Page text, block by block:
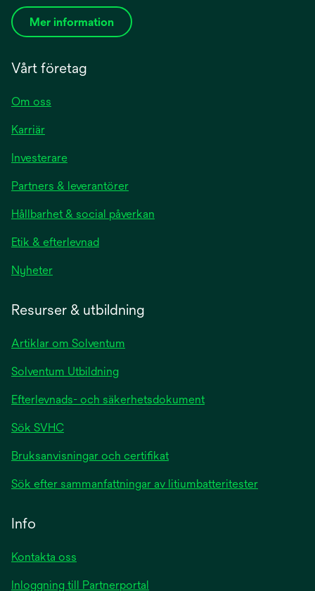
Mer information
Vårt företag
Om oss
Karriär
Investerare
Partners & leverantörer
Hållbarhet & social påverkan
Etik & efterlevnad
Nyheter
Resurser & utbildning
Artiklar om Solventum
Solventum Utbildning
Efterlevnads- och säkerhetsdokument
Sök SVHC
Bruksanvisningar och certifikat
Sök efter sammanfattningar av litiumbatteritester
Info
Kontakta oss
Inloggning till Partnerportal